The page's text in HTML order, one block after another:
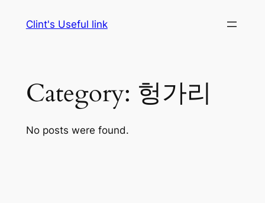
Clint's Useful link
Category: 헝가리
No posts were found.